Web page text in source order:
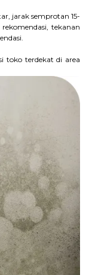
jarak semprotan 15-
tekanan
toko terdekat di area